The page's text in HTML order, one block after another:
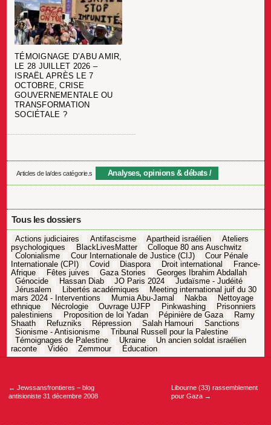
TÉMOIGNAGE D’ABU AMIR,
LE 28 JUILLET 2026 –
ISRAËL APRÈS LE 7
OCTOBRE, CRISE
GOUVERNEMENTALE OU
TRANSFORMATION
SOCIÉTALE ?
Articles de la/des catégorie.s Analyses, opinions & débats
Tous les dossiers
Actions judiciaires Antifascisme Apartheid israélien
Ateliers
psychologiques
BlackLivesMatter
Colloque 80 ans Auschwitz
Colonialisme
Cour Internationale de Justice (CIJ)
Cour Pénale
Internationale (CPI)
Covid Diaspora Droit international
France-
Afrique
Fêtes juives Gaza Stories
Georges Ibrahim Abdallah
Génocide
Hassan Diab JO Paris 2024
Judaïsme - Judéité
Jérusalem
Libertés académiques
Meeting international juif du 30
mars 2024 - Interventions
Mumia Abu-Jamal Nakba
Nettoyage
ethnique
Nécrologie Ouvrage UJFP Pinkwashing
Prisonniers
palestiniens
Proposition de loi Yadan Pépinière de Gaza
Ramy
Shaath
Refuzniks Répression Salah Hamouri
Sanctions
Sionisme - Antisionisme
Tribunal Russell pour la Palestine
Témoignages de Palestine
Ukraine
Un ancien soldat israélien
raconte
Vidéo Zemmour Éducation
Navigation
← Jewssansfrontieres – blog
antisioniste 31 décembre 2008
Libourne (33) rassemblement
pour Gaza →